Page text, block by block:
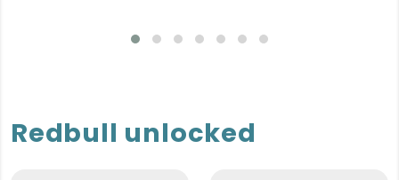
Redbull unlocked